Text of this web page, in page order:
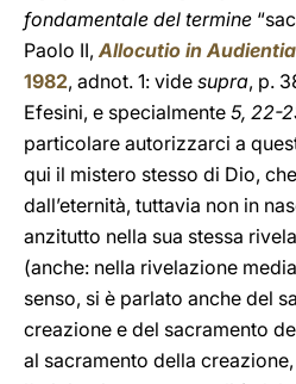
fondamentale del termine
Paolo II,Allocutio in
1982, adnot. 1: vide supra, p.
Efesini, e specialmente 5, 22-
particolare autorizzarci a
qui il mistero stesso di Dio,
dall’eternità, tuttavia non in
anzitutto nella sua stessa
(anche: nella rivelazione
senso, si è parlato anche del
creazione e del sacramento
al sacramento della